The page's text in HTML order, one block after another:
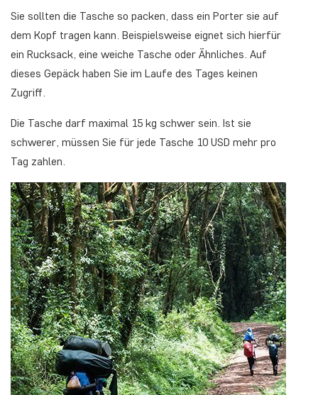
Sie sollten die Tasche so packen, dass ein Porter sie auf
dem Kopf tragen kann. Beispielsweise eignet sich hierfür
ein Rucksack, eine weiche Tasche oder Ähnliches. Auf
dieses Gepäck haben Sie im Laufe des Tages keinen
Zugriff.
Die Tasche darf maximal 15 kg schwer sein. Ist sie
schwerer, müssen Sie für jede Tasche 10 USD mehr pro
Tag zahlen.